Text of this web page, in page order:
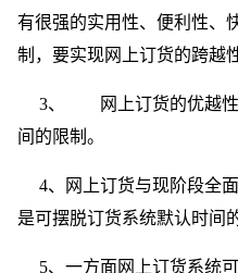
有很强的实用性、便利性、
制，要实现网上订货的跨越
3、 网上订货的优越
间的限制。
4、网上订货与现阶段全
是可摆脱订货系统默认时间
5、一方面网上订货系统